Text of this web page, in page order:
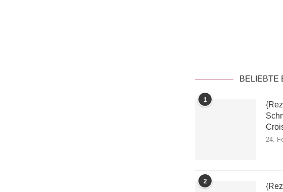
BELIEBTE
1
24.
2